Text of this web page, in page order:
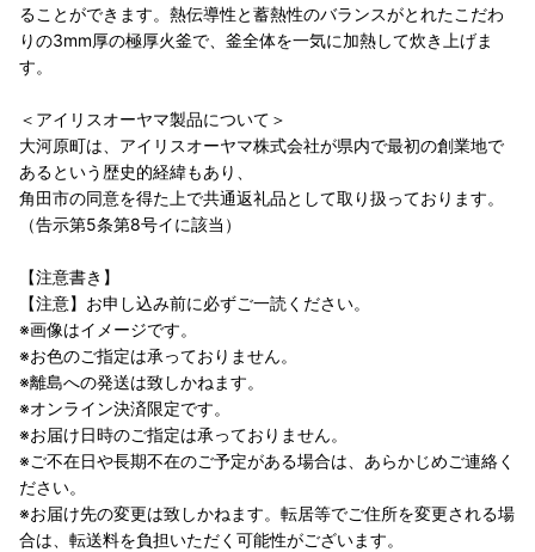
ることができます。熱伝導性と蓄熱性のバランスがとれたこだわ
りの3mm厚の極厚火釜で、釜全体を一気に加熱して炊き上げま
す。
＜アイリスオーヤマ製品について＞
大河原町は、アイリスオーヤマ株式会社が県内で最初の創業地で
あるという歴史的経緯もあり、
角田市の同意を得た上で共通返礼品として取り扱っております。
（告示第5条第8号イに該当）
【注意書き】
【注意】お申し込み前に必ずご一読ください。
※画像はイメージです。
※お色のご指定は承っておりません。
※離島への発送は致しかねます。
※オンライン決済限定です。
※お届け日時のご指定は承っておりません。
※ご不在日や長期不在のご予定がある場合は、あらかじめご連絡く
ださい。
※お届け先の変更は致しかねます。転居等でご住所を変更される場
合は、転送料を負担いただく可能性がございます。